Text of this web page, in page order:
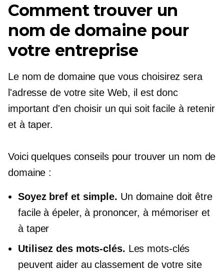
Comment trouver un
nom de domaine pour
votre entreprise
Le nom de domaine que vous choisirez sera
l'adresse de votre site Web, il est donc
important d'en choisir un qui soit facile à retenir
et à taper.
Voici quelques conseils pour trouver un nom de
domaine :
Soyez bref et simple. Un domaine doit être
facile à épeler, à prononcer, à mémoriser et
à taper
Utilisez des mots-clés. Les mots-clés
peuvent aider au classement de votre site